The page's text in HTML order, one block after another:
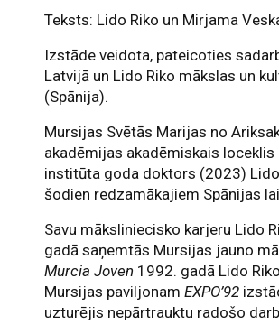
Teksts: Lido Riko un Mirjama
Izstāde veidota, pateicoties
Latvijā un Lido Riko mākslas un
(Spānija).
Mursijas Svētās Marijas no
akadēmijas akadēmiskais
institūta goda doktors (2023)
šodien redzamākajiem Spānijas
Savu māksliniecisko karjeru Lido
gadā saņemtās Mursijas jauno
Murcia Joven 1992. gadā Lido
Mursijas paviljonamEXPO’92
uzturējis nepārtrauktu radošo